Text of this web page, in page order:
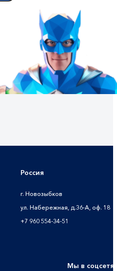
Россия
г. Новозыбков
ул. Набережная, д.36-А, оф. 18
+7 960 554-34-51
Мы в